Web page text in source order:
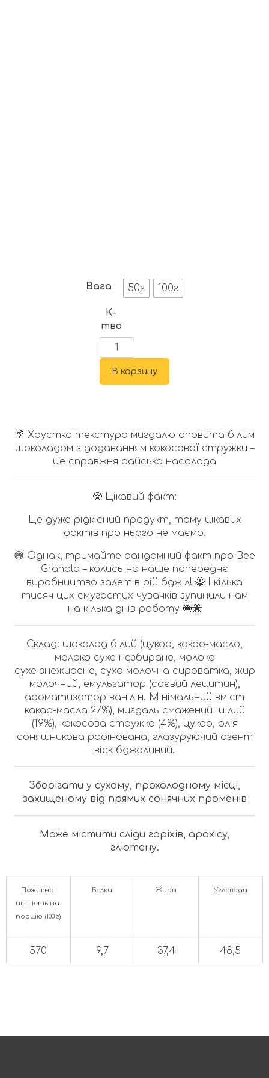
Вага 50г 100г
К-
тво
В корзину
🌴 Хрустка текстура мигдалю оповита білим
шоколадом з додаванням кокосової стружки –
це справжня райська насолода
🤓 Цікавий факт:
Це дуже рідкісний продукт, тому цікавих
фактів про нього не маємо.
😅 Однак, тримайте рандомний факт про Bee
Granola – колись на наше попереднє
виробництво залетів рій бджіл! 🐝 І кілька
тисяч цих смугастих чувачків зупинили нам
на кілька днів роботу 🐝🐝
Склад: шоколад білий (цукор, какао-масло,
молоко сухе незбиране, молоко
сухе знежирене, суха молочна сироватка, жир
молочний, емульгатор (соєвий лецитин),
ароматизатор ванілін. Мінімальний вміст
какао-масла 27%), мигдаль смажений цілий
(19%), кокосова стружка (4%), цукор, олія
соняшникова рафінована, глазуруючий агент
віск бджолиний.
Зберігати у сухому, прохолодному місці,
захищеному від прямих сонячних променів
Може містити сліди горіхів, арахісу,
глютену.
Поживна
цінність на
порцію (100 г)
Белки Жиры Углеводы
570 9,7 37,4 48,5